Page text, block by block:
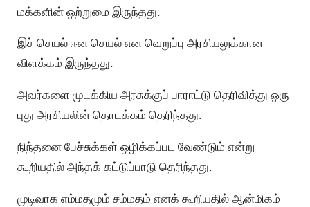
மக்களின் ஒற்றுமை இருந்தது.
இச் செயல் ஈன செயல் என வெறுப்பு அரசியலுக்கான
விளக்கம் இருந்தது.
அவர்களை முடக்கிய அரசுக்குப் பாராட்டு தெரிவித்து ஒரு
புது அரசியலின் தொடக்கம் தெரிந்தது.
நிந்தனை பேச்சுக்கள் ஒழிக்கப்பட வேண்டும் என்று
கூறியதில் அந்தக் கட்டுப்பாடு தெரிந்தது.
முடிவாக எம்மதமும் சம்மதம் எனக் கூறியதில் ஆன்மிகம்